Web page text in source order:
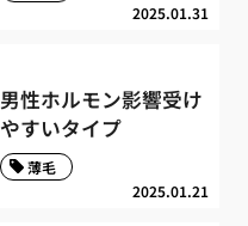
2025.01.31
男性ホルモン影響受け
やすいタイプ
2025.01.21
薄毛